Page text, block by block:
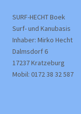
SURF-HECHT Boek
Surf- und Kanubasis
Inhaber: Mirko Hecht
Dalmsdorf 6
17237 Kratzeburg
Mobil: 0172 38 32 587